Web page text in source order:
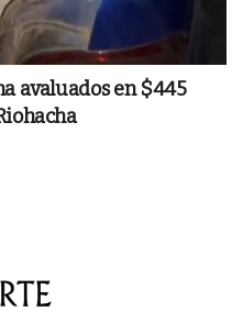
avaluados en $445